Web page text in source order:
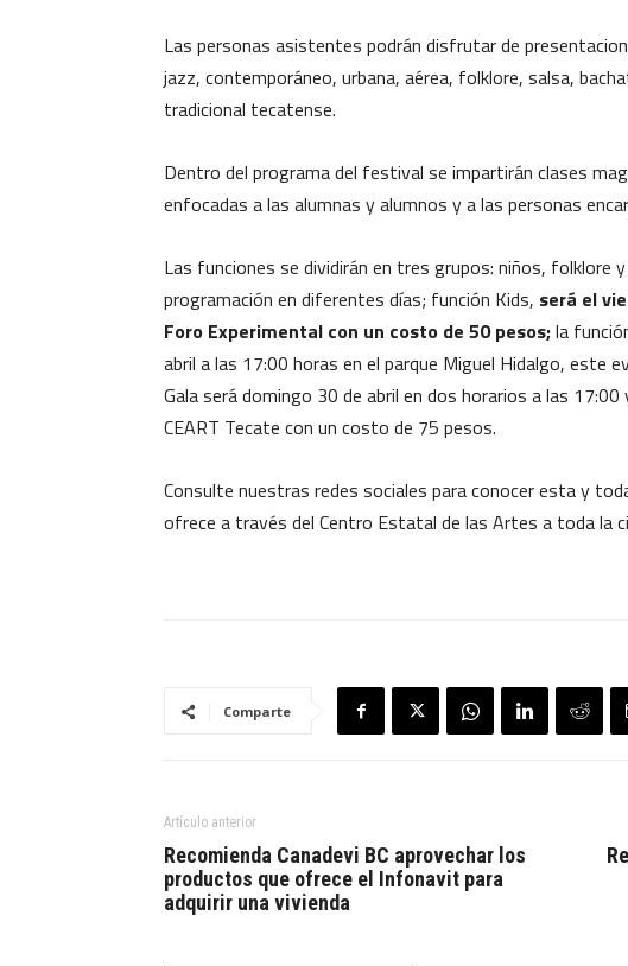
Las personas asistentes podrán disfrutar de
jazz, contemporáneo, urbana, aérea, folklore, salsa,
tradicional tecatense.
Dentro del programa del festival se impartirán clases
enfocadas a las alumnas y alumnos y a las personas
Las funciones se dividirán en tres grupos: niños,
programación en diferentes días; función Kids, será el
Foro Experimental con un costo de 50 pesos;la
abril a las 17:00 horas en el parque Miguel Hidalgo, este
Gala será domingo 30 de abril en dos horarios a las
CEART Tecate con un costo de 75 pesos.
Consulte nuestras redes sociales para conocer esta y
ofrece a través del Centro Estatal de las Artes a toda la
Comparte
Artículo anterior
Recomienda Canadevi BC aprovechar los
productos que ofrece el Infonavit para
adquirir una vivienda